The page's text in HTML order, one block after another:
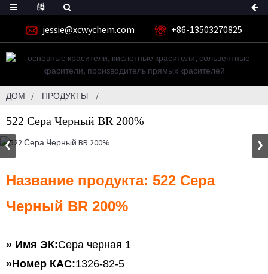
jessie@xcwychem.com +86-13503270825
ДОМ ПРОДУКТЫ
522 Сера Черный BR 200%
Название продукта: 522 Сера
Черный BR 200%
» Имя ЭК:Сера черная 1
»Номер КАС:1326-82-5